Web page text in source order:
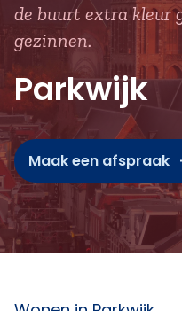
de buurt extra kleur
gezinnen.
Parkwijk
Maak een afspraak